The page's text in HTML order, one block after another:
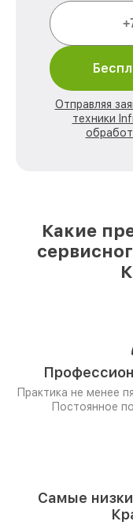
Отправляя
техники
Какие
Практика не менее
Постоянное
Самые